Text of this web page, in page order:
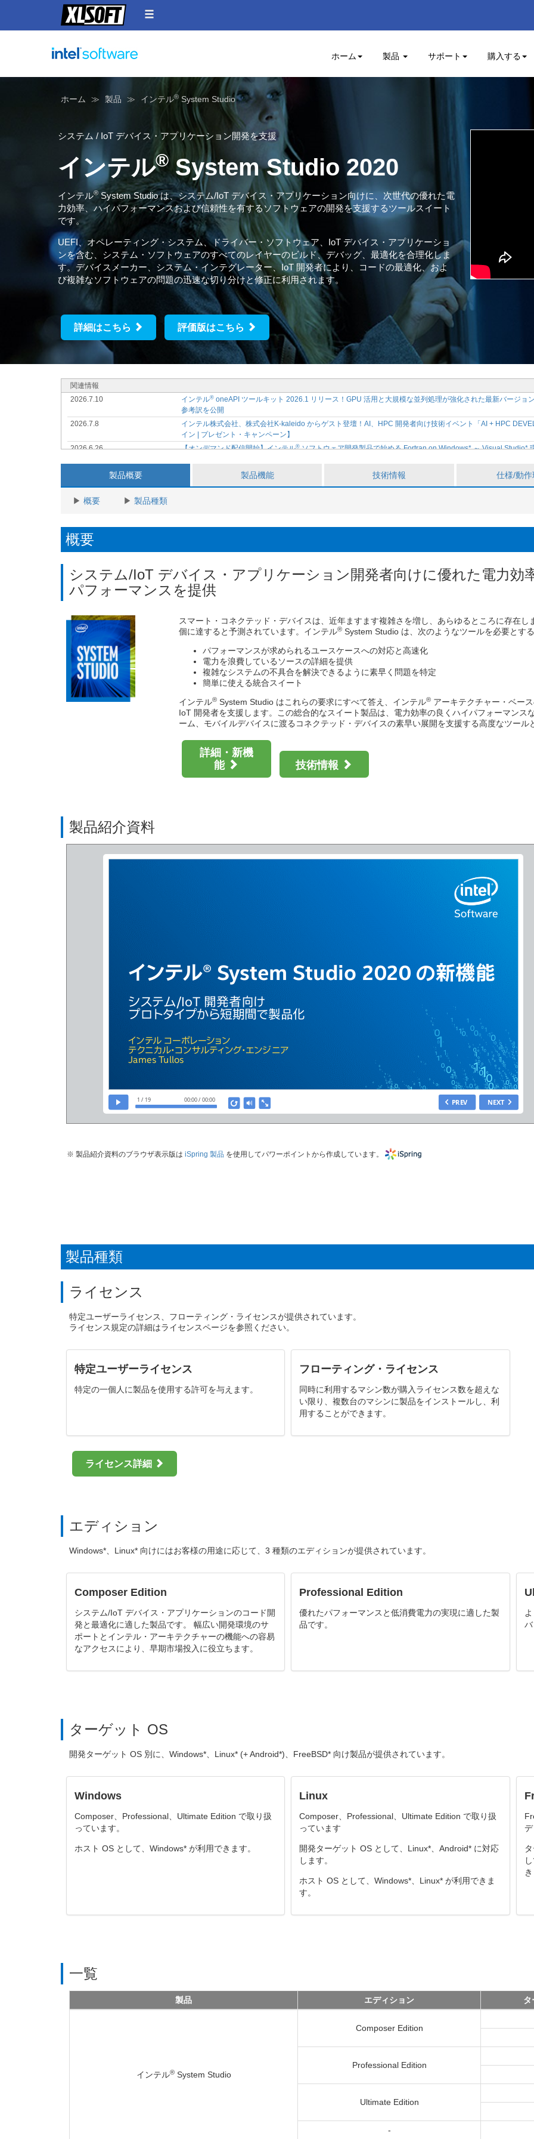
ホーム 製品 サポート 購入する
ホーム 製品 インテル® System Studio
システム / IoT デバイス・アプリケーション開発を支援
インテル®System Studio 2020
インテル®System Studio は、システム/IoT デバイス・アプリケーション向けに、次世代の優れた電
力効率、ハイパフォーマンスおよび信頼性を有するソフトウェアの開発を支援するツールスイート
です。
UEFI、オペレーティング・システム、ドライバー・ソフトウェア、IoT デバイス・アプリケーショ
ンを含む、システム・ソフトウェアのすべてのレイヤーのビルド、デバッグ、最適化を合理化しま
す。デバイスメーカー、システム・インテグレーター、IoT 開発者により、コードの最適化、およ
び複雑なソフトウェアの問題の迅速な切り分けと修正に利用されます。
詳細はこちら 評価版はこちら
関連情報
2026.7.10
インテル® oneAPI ツールキット 2026.1 リリース！GPU 活用と大規模な並列処理が強化された最新バージ
参考訳を公開
2026.7.8
インテル株式会社、株式会社K-kaleido からゲスト登壇！AI、HPC 開発者向け技術イベント「AI + HPC
イン | プレゼント・キャンペーン】
2026.6.26
【オンデマンド配信開始】インテル®ソフトウェア開発製品で始める Fortran on Windows* ～ Visual Studio*
®ソフトウェア開発ツール 2026 リリース記念セミナー開催決定 ～ インテル
ソフトウェ
2026.5.14
データセンターやクライアント向け CPU と GPU のパフォーマンスを加速！インテル ソフトウェア開発ツ
2026.4.17
2026.1.28
Visual Studio 2026 対応！インテル®ソフトウェア開発ツール 2025.3.1 の新機能や変更点を紹介するリリー
2026.1.28
3/27 (金) インテル
2026.1.10
Supercomputing Japan 2026 / 2026.2.2 (月) ～ 2.3 (火) / タワーホール船堀 / 無料 / 主催・共催: 一般社団法人
2026.1.10
SCA/HPCAsia 2026 / 2026.1.26 (月) ～ 1.29 (木) / 大阪府立国際会議場 / 有料 / 主催・共催:
2025.12.25
【オンデマンド配信開始】icx/icpx、ifx 向けインテル コンパイラー最適化オプションのご紹介セミナーの
製品概要 製品機能 技術情報 仕様/動作
概要 製品種類
概要
システム/IoT デバイス・アプリケーション開発者向けに優れた電力効
パフォーマンスを提供
スマート・コネクテッド・デバイスは、近年ますます複雑さを増し、あらゆるところに存在
個に達すると予測されています。インテル®System Studio は、次のようなツールを必要とす
パフォーマンスが求められるユースケースへの対応と高速化
電力を浪費しているソースの詳細を提供
複雑なシステムの不具合を解決できるように素早く問題を特定
簡単に使える統合スイート
インテル®System Studio はこれらの要求にすべて答え、インテル®アーキテクチャー・ベー
IoT 開発者を支援します。この総合的なスイート製品は、電力効率の良くハイパフォーマンス
ーム、モバイルデバイスに渡るコネクテッド・デバイスの素早い展開を支援する高度なツール
詳細・新機
能
技術情報
製品紹介資料
製品紹介資料のブラウザ表示版はiSpring 製品 を使用してパワーポイントから作成しています。
製品種類
ライセンス
特定ユーザーライセンス、フローティング・ライセンスが提供されています。
ライセンス規定の詳細はライセンスページを参照ください。
特定ユーザーライセンス
特定の一個人に製品を使用する許可を与えます。
フローティング・ライセンス
同時に利用するマシン数が購入ライセンス数を超えな
い限り、複数台のマシンに製品をインストールし、利
用することができます。
ライセンス詳細
エディション
Windows*、Linux* 向けにはお客様の用途に応じて、3 種類のエディションが提供されています。
Composer Edition
システム/IoT デバイス・アプリケーションのコード開
発と最適化に適した製品です。 幅広い開発環境のサ
ポートとインテル・アーキテクチャーの機能への容易
なアクセスにより、早期市場投入に役立ちます。
Professional Edition
優れたパフォーマンスと低消費電力の実現に適した製
品です。
ターゲット OS
開発ターゲット OS 別に、Windows*、Linux* (+ Android*)、FreeBSD* 向け製品が提供されています。
Windows
Composer、Professional、Ultimate Edition で取り扱
っています。
ホスト OS として、Windows* が利用できます。
Linux
Composer、Professional、Ultimate Edition で取り扱
っています
開発ターゲット OS として、Linux*、Android* に対応
します。
ホスト OS として、Windows*、Linux* が利用できま
す。
一覧
製品 エディション タ
インテル®System Studio
Composer Edition
Professional Edition
Ultimate Edition
-